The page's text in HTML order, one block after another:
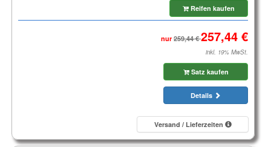
Reifen kaufen
nur
inkl. 19% MwSt.
Satz kaufen
Details
Versand / Lieferzeiten